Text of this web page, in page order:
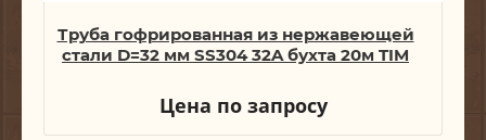
Труба гофрированная из нержавеющей
стали D=32 мм SS304 32A бухта 20м TIM
Цена по запросу